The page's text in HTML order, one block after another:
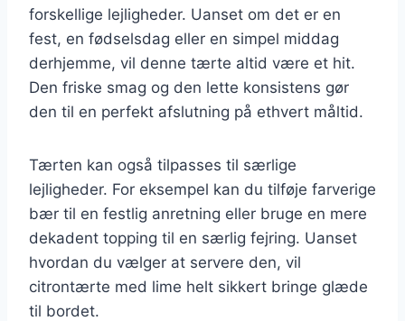
forskellige lejligheder. Uanset om det er en
fest, en fødselsdag eller en simpel middag
derhjemme, vil denne tærte altid være et hit.
Den friske smag og den lette konsistens gør
den til en perfekt afslutning på ethvert måltid.
Tærten kan også tilpasses til særlige
lejligheder. For eksempel kan du tilføje farverige
bær til en festlig anretning eller bruge en mere
dekadent topping til en særlig fejring. Uanset
hvordan du vælger at servere den, vil
citrontærte med lime helt sikkert bringe glæde
til bordet.